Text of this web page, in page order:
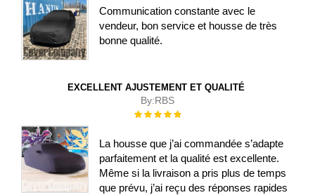
Communication constante avec le
vendeur, bon service et housse de très
bonne qualité.
EXCELLENT AJUSTEMENT ET QUALITÉ
By:RBS
Évaluation :
La housse que j’ai commandée s’adapte
parfaitement et la qualité est excellente.
Même si la livraison a pris plus de temps
que prévu, j’ai reçu des réponses rapides